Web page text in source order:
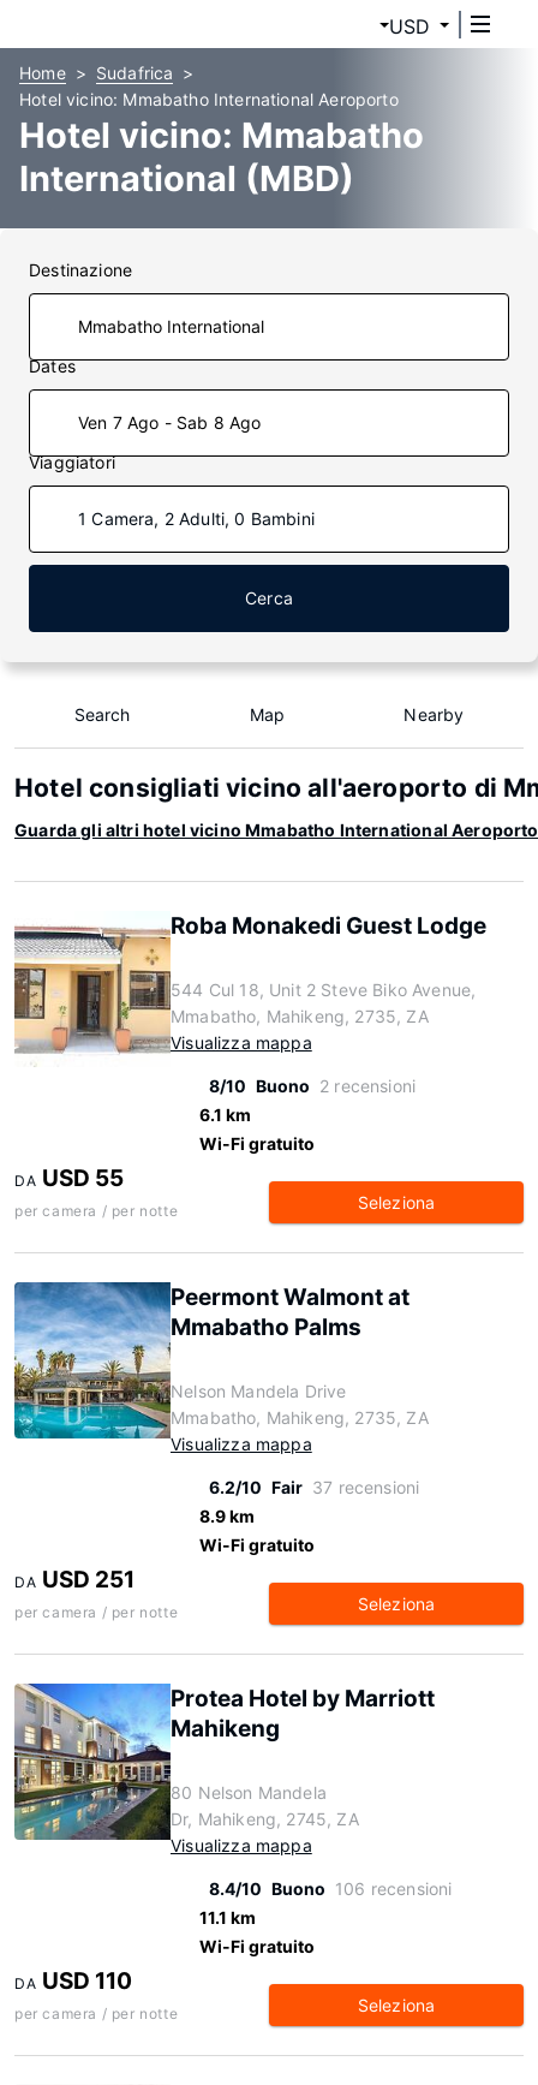
USD
Home
Sudafrica
Hotel vicino: Mmabatho International Aeroporto
Hotel vicino: Mmabatho
International (MBD)
Destinazione
Dates
Ven 7 Ago - Sab 8 Ago
Viaggiatori
1 Camera, 2 Adulti, 0 Bambini
Cerca
Search Map Nearby
Hotel consigliati vicino all'aeroporto di
Guarda gli altri hotel vicino Mmabatho International Aeroporto
Roba Monakedi Guest Lodge
544 Cul 18, Unit 2 Steve Biko Avenue,
Mmabatho, Mahikeng, 2735, ZA
Visualizza mappa
8/10 Buono 2 recensioni
6.1 km
Wi-Fi gratuito
DA USD 55
per camera / per notte Seleziona
Peermont Walmont at
Mmabatho Palms
Nelson Mandela Drive
Mmabatho, Mahikeng, 2735, ZA
Visualizza mappa
6.2/10 Fair 37 recensioni
8.9 km
Wi-Fi gratuito
DA USD 251
per camera / per notte Seleziona
Protea Hotel by Marriott
Mahikeng
80 Nelson Mandela
Dr, Mahikeng, 2745, ZA
Visualizza mappa
8.4/10 Buono 106 recensioni
11.1 km
Wi-Fi gratuito
DA USD 110
per camera / per notte Seleziona